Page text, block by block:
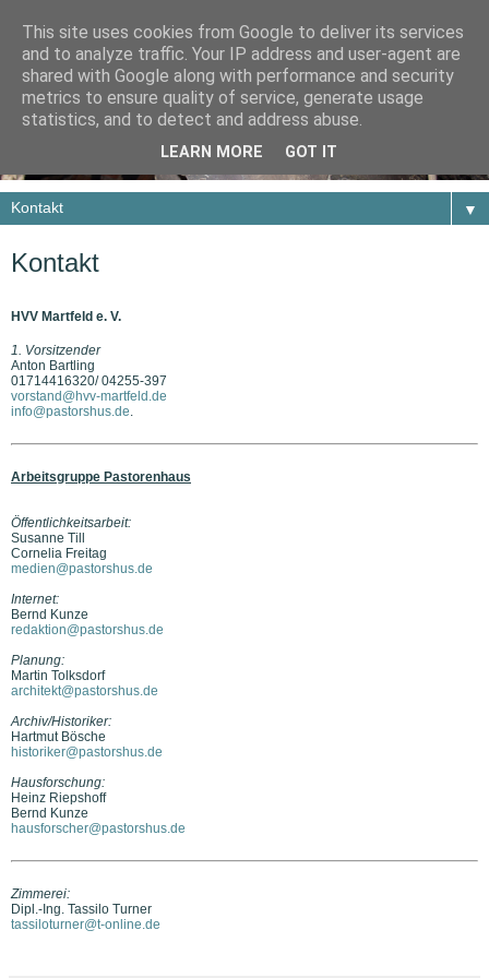
▼
Kontakt
HVV Martfeld e. V.
1. Vorsitzender
Anton Bartling
01714416320/ 04255-397
vorstand@hvv-martfeld.de
info@pastorshus.de.
Arbeitsgruppe Pastorenhaus
Öffentlichkeitsarbeit:
Susanne Till
Cornelia Freitag
medien@pastorshus.de
Internet:
Bernd Kunze
redaktion@pastorshus.de
Planung:
Martin Tolksdorf
architekt@pastorshus.de
Archiv/Historiker:
Hartmut Bösche
historiker@pastorshus.de
Hausforschung:
Heinz Riepshoff
Bernd Kunze
hausforscher@pastorshus.de
Zimmerei:
Dipl.-Ing. Tassilo Turner
tassiloturner@t-online.de
This site uses cookies from Google to deliver its services
and to analyze traffic. Your IP address and user-agent are
shared with Google along with performance and security
metrics to ensure quality of service, generate usage
statistics, and to detect and address abuse.
LEARN MORE GOT IT